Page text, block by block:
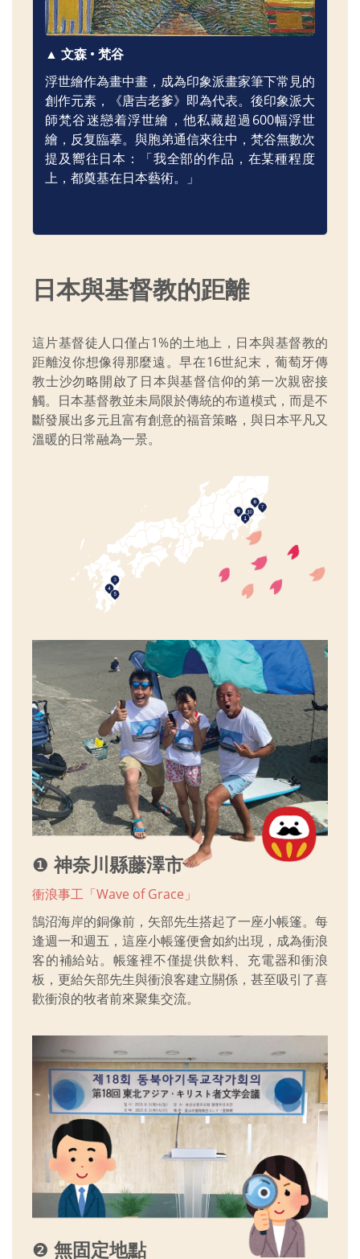
▲ 文森 • 梵谷
浮世繪作為畫中畫，成為印象派畫家筆下常見的
創作元素，《唐吉老爹》即為代表。後印象派大
師梵谷迷戀着浮世繪，他私藏超過600幅浮世
繪，反复臨摹。與胞弟通信來往中，梵谷無數次
提及嚮往日本：「我全部的作品，在某種程度
上，都奠基在日本藝術。」
日本與基督教的距離
這片基督徒人口僅占1%的土地上，日本與基督教的
距離沒你想像得那麼遠。早在16世紀末，葡萄牙傳
教士沙勿略開啟了日本與基督信仰的第一次親密接
觸。日本基督教並未局限於傳統的布道模式，而是不
斷發展出多元且富有創意的福音策略，與日本平凡又
溫暖的日常融為一景。
❶ 神奈川縣藤澤市
衝浪事工「Wave of Grace」
鵠沼海岸的銅像前，矢部先生搭起了一座小帳篷。每
逢週一和週五，這座小帳篷便會如約出現，成為衝浪
客的補給站。帳篷裡不僅提供飲料、充電器和衝浪
板，更給矢部先生與衝浪客建立關係，甚至吸引了喜
歡衝浪的牧者前來聚集交流。
❷ 無固定地點